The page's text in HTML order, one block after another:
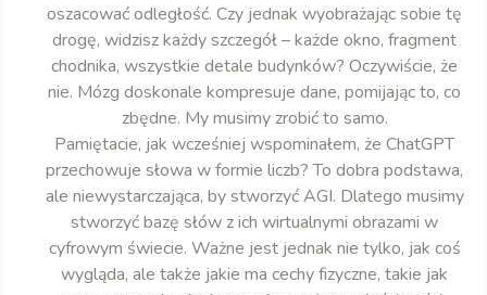
oszacować odległość. Czy jednak wyobrażając sobie tę
drogę, widzisz każdy szczegół – każde okno, fragment
chodnika, wszystkie detale budynków? Oczywiście, że
nie. Mózg doskonale kompresuje dane, pomijając to, co
zbędne. My musimy zrobić to samo.
Pamiętacie, jak wcześniej wspominałem, że ChatGPT
przechowuje słowa w formie liczb? To dobra podstawa,
ale niewystarczająca, by stworzyć AGI. Dlatego musimy
stworzyć bazę słów z ich wirtualnymi obrazami w
cyfrowym świecie. Ważne jest jednak nie tylko, jak coś
wygląda, ale także jakie ma cechy fizyczne, takie jak